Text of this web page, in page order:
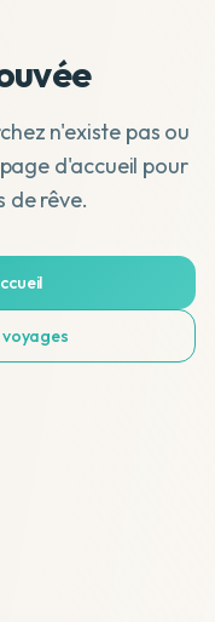
n'existe pas ou
d'accueil pour
de rêve.